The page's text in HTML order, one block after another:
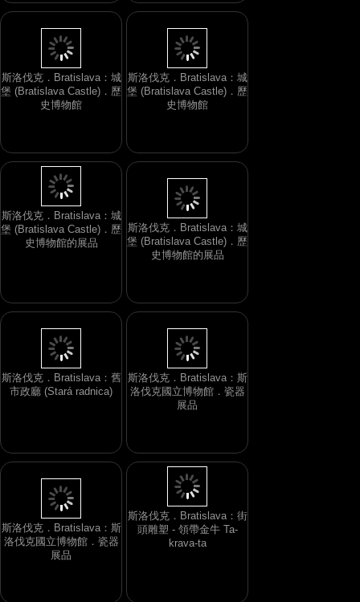
斯洛伐克．Bratislava：城
堡 (Bratislava Castle)．歷
史博物館
斯洛伐克．Bratislava：城
堡 (Bratislava Castle)．歷
史博物館
斯洛伐克．Bratislava：城
堡 (Bratislava Castle)．歷
史博物館的展品
斯洛伐克．Bratislava：城
堡 (Bratislava Castle)．歷
史博物館的展品
斯洛伐克．Bratislava：舊
市政廳 (Stará radnica)
斯洛伐克．Bratislava：斯
洛伐克國立博物館．瓷器
展品
斯洛伐克．Bratislava：斯
洛伐克國立博物館．瓷器
展品
斯洛伐克．Bratislava：街
頭雕塑 - 領帶金牛 Ta-
krava-ta